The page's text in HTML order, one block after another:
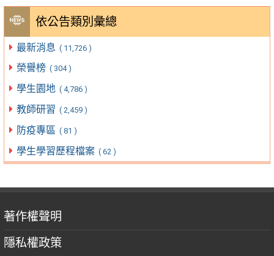
依公告類別彙總
最新消息 ( 11,726 )
榮譽榜 ( 304 )
學生園地 ( 4,786 )
教師研習 ( 2,459 )
防疫專區 ( 81 )
學生學習歷程檔案 ( 62 )
著作權聲明
隱私權政策